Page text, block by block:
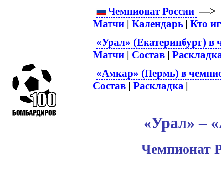
Чемпионат России —>
Матчи |Календарь |Кто
«Урал» (Екатеринбург) в
Матчи | Состав |
«Амкар» (Пермь) в
Состав |Раскладка |
«Урал» –
Чемпионат